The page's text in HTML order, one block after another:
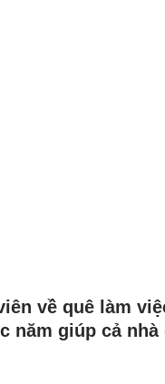
về quê làm
năm giúp cả